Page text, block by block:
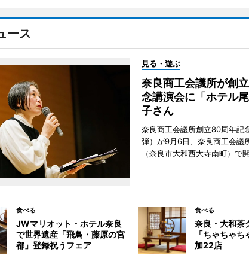
ース
見る・遊ぶ
奈良商工会議所が創
念講演会に「ホテル
子さん
奈良商工会議所創立80周年記
弾）が9月6日、奈良商工会議
（奈良市大和西大寺南町）で
食べる
JWマリオット・ホテル奈良
で世界遺産「飛鳥・藤原の宮
都」登録祝うフェア
食べる
奈良・大和茶
「ちゃちゃ
加22店